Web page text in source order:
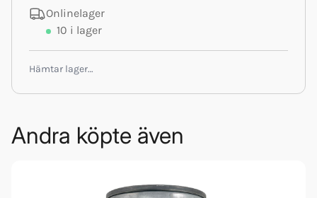
Onlinelager
10 i lager
Hämtar lager…
Andra köpte även